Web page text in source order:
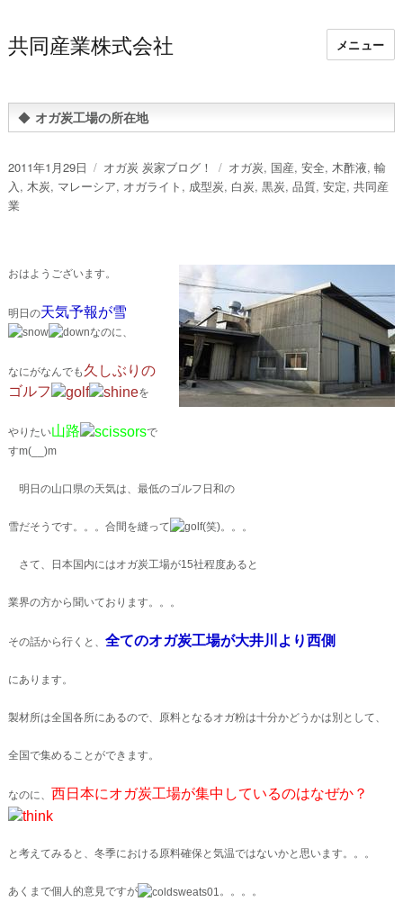
共同産業株式会社 メニュー
◆ オガ炭工場の所在地
投
稿
日:
2011年1月29日
カ
テ
オガ炭 炭家ブログ！
タ
グ
オガ炭, 国産, 安全, 木酢液, 輸
入 , 木炭, マレーシア, オガライト , 成型炭, 白炭, 黒炭, 品質, 安定, 共同産
業
おはようございます。
明日の天気予報が雪
なのに、
なにがなんでも 久しぶりの
ゴルフ
を
やりたい山路
で
すm(__)m
明日の山口県の天気は、最低のゴルフ日和の
雪だそうです。。。合間を縫って (笑)。。。
さて、日本国内にはオガ炭工場が15社程度あると
業界の方から聞いております。。。
その話から行くと、 全てのオガ炭工場が大井川より西側
にあります。
製材所は全国各所にあるので、原料となるオガ粉は十分かどうかは別として、
全国で集めることができます。
なのに、 西日本にオガ炭工場が集中しているのはなぜか？
と考えてみると、冬季における原料確保と気温ではないかと思います。。。
あくまで個人的意見ですが 。。。。